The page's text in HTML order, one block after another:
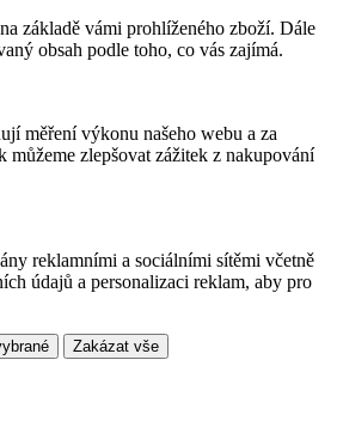
základě vámi prohlíženého zboží. Dále
obsah podle toho, co vás zajímá.
měření výkonu našeho webu a za
můžeme zlepšovat zážitek z nakupování
reklamními a sociálními sítěmi včetně
údajů a personalizaci reklam, aby pro
Zakázat vše